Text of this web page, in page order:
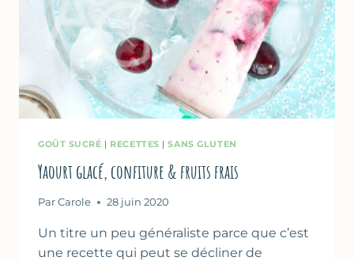
GOÛT SUCRÉ | RECETTES |SANS GLUTEN
Yaourt glacé, confiture & fruits frais
Par Carole 28 juin 2020
Un titre un peu généraliste parce que c’est
une recette qui peut se décliner de